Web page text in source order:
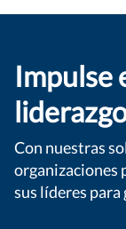
Impulse
Con nuestras
organizaciones
sus líderes